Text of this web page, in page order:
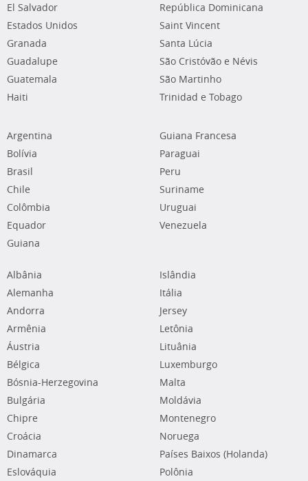
El Salvador
Estados Unidos
Granada
Guadalupe
Guatemala
Haiti
República Dominicana
Saint Vincent
Santa Lúcia
São Cristóvão e Névis
São Martinho
Trinidad e Tobago
Argentina
Bolívia
Brasil
Chile
Colômbia
Equador
Guiana
Guiana Francesa
Paraguai
Peru
Suriname
Uruguai
Venezuela
Albânia
Alemanha
Andorra
Armênia
Áustria
Bélgica
Bósnia-Herzegovina
Bulgária
Chipre
Croácia
Dinamarca
Eslováquia
Islândia
Itália
Jersey
Letônia
Lituânia
Luxemburgo
Malta
Moldávia
Montenegro
Noruega
Países Baixos (Holanda)
Polônia